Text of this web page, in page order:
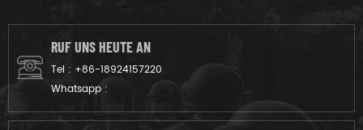
RUF UNS HEUTE AN
Tel : +86-18924157220
Whatsapp :